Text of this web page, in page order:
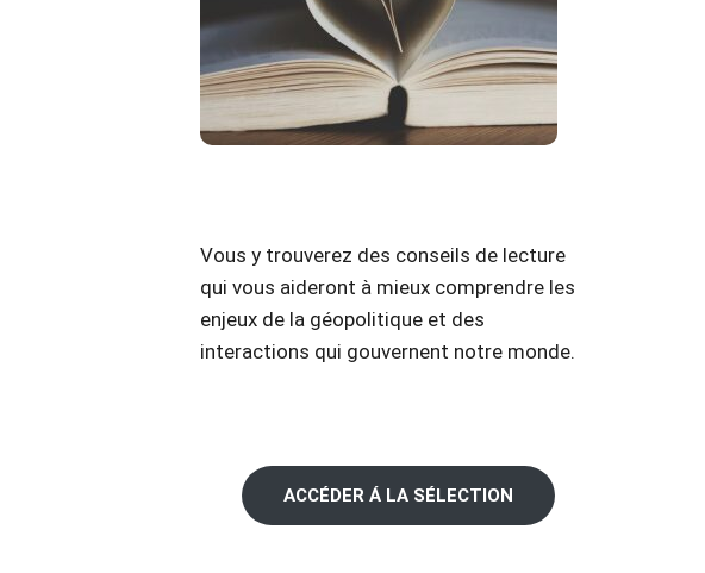
Vous y trouverez des conseils de lecture
qui vous aideront à mieux comprendre les
enjeux de la géopolitique et des
interactions qui gouvernent notre monde.
ACCÉDER Á LA SÉLECTION